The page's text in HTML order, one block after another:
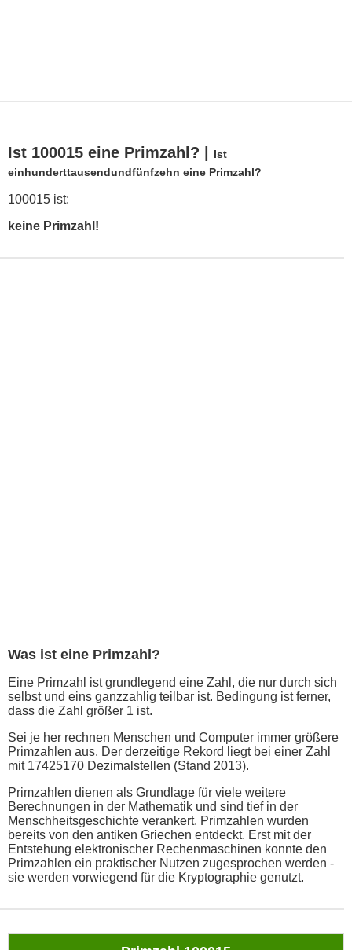
Ist 100015 eine Primzahl? |
Ist
einhunderttausendundfünfzehn eine Primzahl?
100015 ist:
keine Primzahl!
Was ist eine Primzahl?
Eine Primzahl ist grundlegend eine Zahl, die nur durch sich
selbst und eins ganzzahlig teilbar ist. Bedingung ist ferner,
dass die Zahl größer 1 ist.
Sei je her rechnen Menschen und Computer immer größere
Primzahlen aus. Der derzeitige Rekord liegt bei einer Zahl
mit 17425170 Dezimalstellen (Stand 2013).
Primzahlen dienen als Grundlage für viele weitere
Berechnungen in der Mathematik und sind tief in der
Menschheitsgeschichte verankert. Primzahlen wurden
bereits von den antiken Griechen entdeckt. Erst mit der
Entstehung elektronischer Rechenmaschinen konnte den
Primzahlen ein praktischer Nutzen zugesprochen werden -
sie werden vorwiegend für die Kryptographie genutzt.